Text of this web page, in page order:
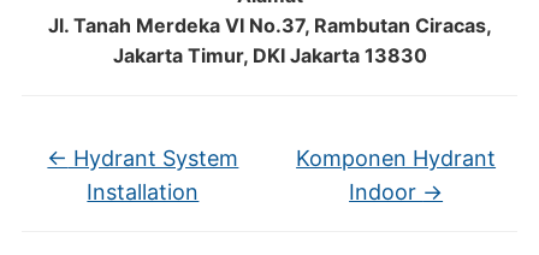
Jl. Tanah Merdeka VI No.37, Rambutan Ciracas,
Jakarta Timur, DKI Jakarta 13830
← Hydrant System
Installation
Komponen Hydrant
Indoor →